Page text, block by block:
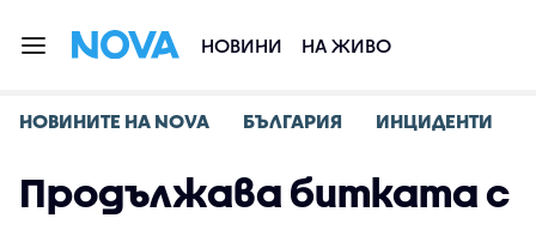
НОВИНИ НА ЖИВО
НОВИНИТЕ НА NOVA БЪЛГАРИЯ ИНЦИДЕНТИ
Продължава битката с